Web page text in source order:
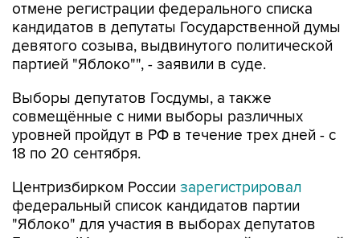
девятого созыва, выдвинутого политической
партией "Яблоко"", - заявили в суде.
Выборы депутатов Госдумы, а также
уровней пройдут в РФ в течение трех дней - с
18 по 20 сентября.
Центризбирком России
"Яблоко" для участия в выборах депутатов
Госдумы IX созыва, которые пройдут в единый
день голосования.